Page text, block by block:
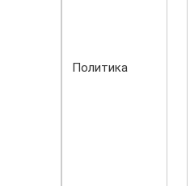
Политика